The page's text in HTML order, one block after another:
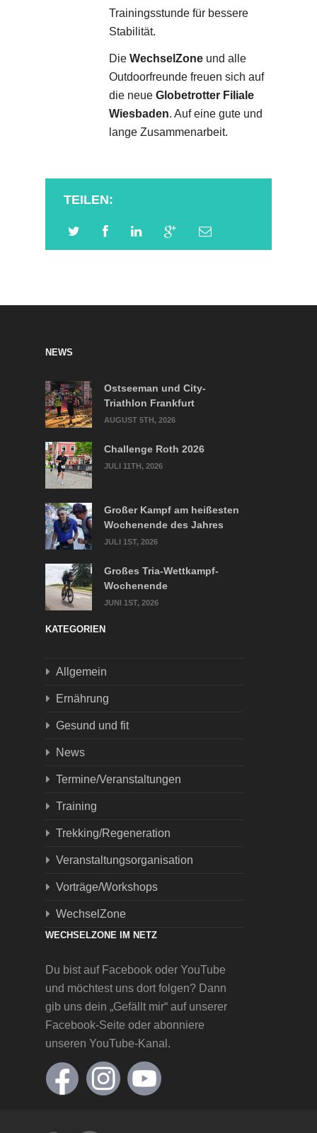
Trainingsstunde für bessere
Stabilität.
Die WechselZone und alle
Outdoorfreunde freuen sich auf
die neue Globetrotter Filiale
Wiesbaden. Auf eine gute und
lange Zusammenarbeit.
TEILEN:
NEWS
Ostseeman und City-
Triathlon Frankfurt
AUGUST 5TH, 2026
Challenge Roth 2026
JULI 11TH, 2026
Großer Kampf am heißesten
Wochenende des Jahres
JULI 1ST, 2026
Großes Tria-Wettkampf-
Wochenende
JUNI 1ST, 2026
KATEGORIEN
Allgemein
Ernährung
Gesund und fit
News
Termine/Veranstaltungen
Training
Trekking/Regeneration
Veranstaltungsorganisation
Vorträge/Workshops
WechselZone
WECHSELZONE IM NETZ
Du bist auf Facebook oder YouTube
und möchtest uns dort folgen? Dann
gib uns dein „Gefällt mir“ auf unserer
Facebook-Seite oder abonniere
unseren YouTube-Kanal.